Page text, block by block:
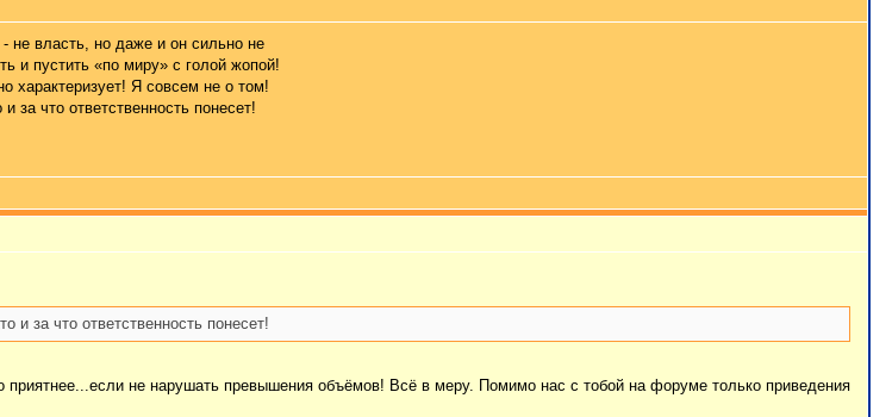
не власть, но даже и он сильно не
и пустить «по миру» с голой жопой!
характеризует! Я совсем не о том!
за что ответственность понесет!
и за что ответственность понесет!
приятнее...если не нарушать превышения объёмов! Всё в меру. Помимо нас с тобой на форуме только приведения